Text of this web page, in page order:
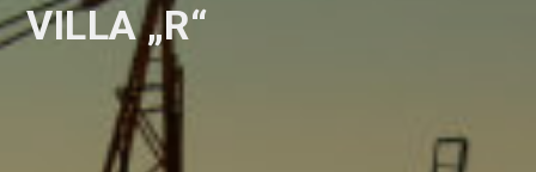
VILLA „R“